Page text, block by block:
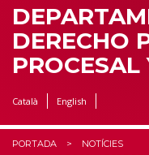
DERECHO
Català English
PORTADA
NOTÍCIES